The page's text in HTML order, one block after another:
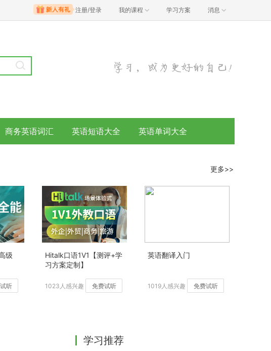
注册/登录 我的课程 学习方案 消息
商务英语词汇 英语短语大全 英语单词大全
更多>>
级
听
Hitalk口语1V1【测评+学
习方案定制】
1023人感兴趣 免费试听
英语翻译入门
1019人感兴趣 免费试听
学习推荐